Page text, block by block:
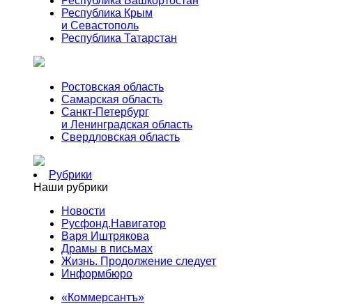
Республика Крым
и Севастополь
Республика Татарстан
Ростовская область
Самарская область
Санкт-Петербург
и Ленинградская область
Свердловская область
Рубрики
Наши рубрики
Новости
Русфонд.Навигатор
Варя Иштрякова
Драмы в письмах
Жизнь. Продолжение следует
Информбюро
«Коммерсантъ»